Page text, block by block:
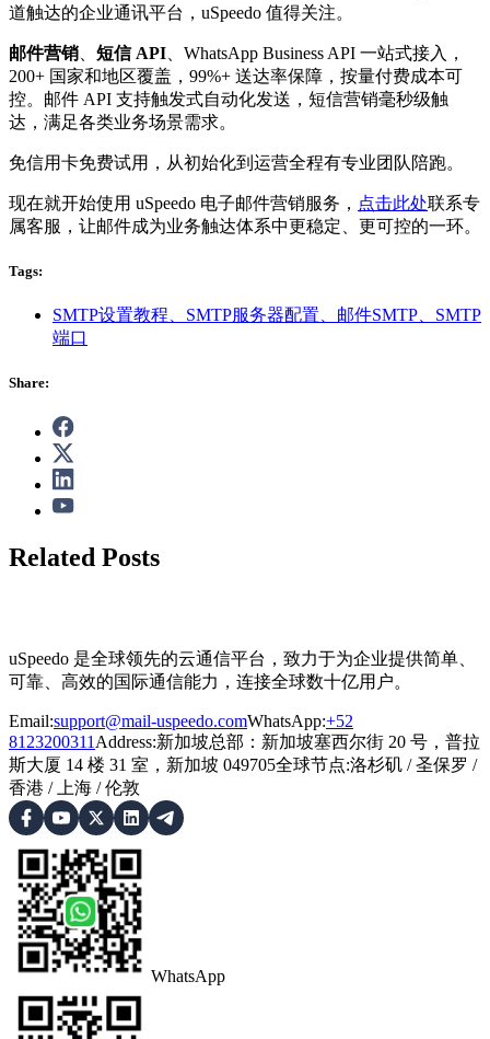
道触达的企业通讯平台，uSpeedo 值得关注。
邮件营销 短信 API 、WhatsApp Business API 一站式接入，
200+ 国家和地区覆盖，99%+ 送达率保障，按量付费成本可
控。邮件 API 支持触发式自动化发送，短信营销毫秒级触
达，满足各类业务场景需求。
免信用卡免费试用，从初始化到运营全程有专业团队陪跑。
现在就开始使用 uSpeedo 电子邮件营销服务， 点击此处联系专
属客服，让邮件成为业务触达体系中更稳定、更可控的一环。
Tags:
SMTP设置教程、SMTP服务器配置、邮件SMTP、SMTP
端口
Share:
Related Posts
uSpeedo 是全球领先的云通信平台，致力于为企业提供简单、
可靠、高效的国际通信能力，连接全球数十亿用户。
Email:support@mail-uspeedo.comWhatsApp:+52
8123200311 Address:新加坡总部：新加坡塞西尔街 20 号，普拉
斯大厦 14 楼 31 室，新加坡 049705全球节点:洛杉矶 /圣保罗 /
香港 / 上海 /伦敦
WhatsApp